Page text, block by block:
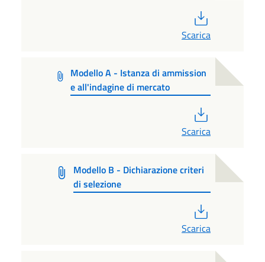
Scarica
Modello A - Istanza di ammission
e all'indagine di mercato
Scarica
Modello B - Dichiarazione criteri
di selezione
Scarica